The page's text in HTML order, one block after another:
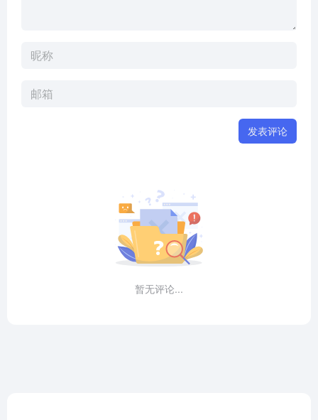
发表评论
暂无评论...